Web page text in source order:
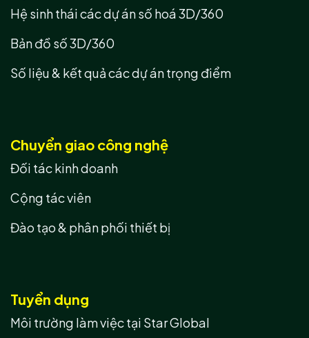
Hệ sinh thái các dự án số hoá 3D/360
Bản đồ số 3D/360
Số liệu & kết quả các dự án trọng điểm
Chuyển giao công nghệ
Đối tác kinh doanh
Cộng tác viên
Đào tạo & phân phối thiết bị
Tuyển dụng
Môi trường làm việc tại Star Global